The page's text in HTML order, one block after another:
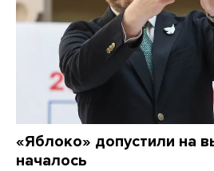
«Яблоко» допустили на
началось